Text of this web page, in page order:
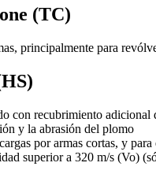
(TC)
principalmente para
con recubrimiento adicional
y la abrasión del plomo
por armas cortas, y
superior a 320 m/s (Vo)